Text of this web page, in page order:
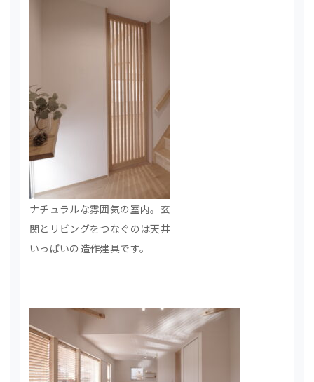
ナチュラルな雰囲気の室内。玄
関とリビングをつなぐのは天井
いっぱいの造作建具です。